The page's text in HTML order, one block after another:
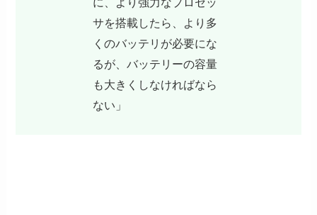
サを搭載したら、より多
くのバッテリが必要にな
るが、バッテリーの容量
も大きくしなければなら
ない」